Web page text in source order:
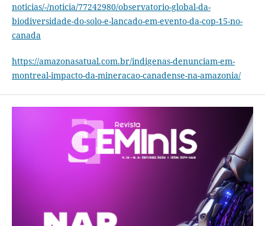
noticias/-/noticia/77242980/observatorio-global-da-
biodiversidade-do-solo-e-lancado-em-evento-da-cop-15-no-
canada
https://amazonasatual.com.br/indigenas-denunciam-em-
montreal-impacto-da-mineracao-canadense-na-amazonia/